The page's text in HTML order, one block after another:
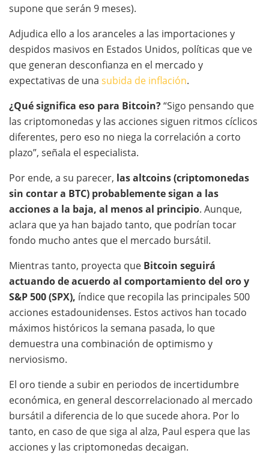
supone que serán 9 meses).
Adjudica ello a los aranceles a las importaciones y
despidos masivos en Estados Unidos, políticas que ve
que generan desconfianza en el mercado y
expectativas de una subida de inflación.
¿Qué significa eso para Bitcoin?“Sigo pensando que
las criptomonedas y las acciones siguen ritmos cíclicos
diferentes, pero eso no niega la correlación a corto
plazo”, señala el especialista.
Por ende, a su parecer, las altcoins (criptomonedas
sin contar a BTC) probablemente sigan a las
acciones a la baja, al menos al principio. Aunque,
aclara que ya han bajado tanto, que podrían tocar
fondo mucho antes que el mercado bursátil.
Mientras tanto, proyecta que Bitcoin seguirá
actuando de acuerdo al comportamiento del oro y
S&P 500 (SPX), índice que recopila las principales 500
acciones estadounidenses. Estos activos han tocado
máximos históricos la semana pasada, lo que
demuestra una combinación de optimismo y
nerviosismo.
El oro tiende a subir en periodos de incertidumbre
económica, en general descorrelacionado al mercado
bursátil a diferencia de lo que sucede ahora. Por lo
tanto, en caso de que siga al alza, Paul espera que las
acciones y las criptomonedas decaigan.